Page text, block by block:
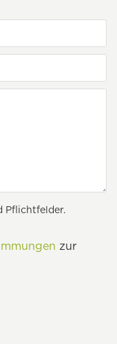
Pflichtfelder.
zur